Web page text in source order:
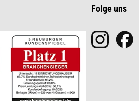
Folge uns